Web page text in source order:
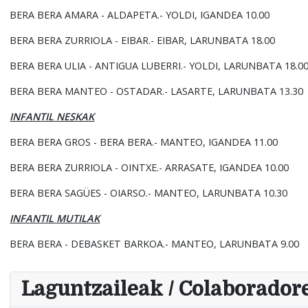
BERA BERA AMARA - ALDAPETA.- YOLDI, IGANDEA 10.00
BERA BERA ZURRIOLA - EIBAR.- EIBAR, LARUNBATA 18.00
BERA BERA ULIA - ANTIGUA LUBERRI.- YOLDI, LARUNBATA
BERA BERA MANTEO - OSTADAR.- LASARTE, LARUNBATA 13.30
INFANTIL NESKAK
BERA BERA GROS - BERA BERA.- MANTEO, IGANDEA 11.00
BERA BERA ZURRIOLA - OINTXE.- ARRASATE, IGANDEA 10.00
BERA BERA SAGÜES - OIARSO.- MANTEO, LARUNBATA 10.30
INFANTIL MUTILAK
BERA BERA - DEBASKET BARKOA.- MANTEO, LARUNBATA 9.00
Laguntzaileak /